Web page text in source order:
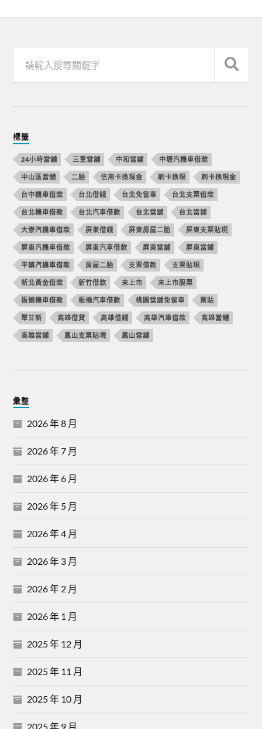
標籤
24小時當舖 三重當舖 中和當舖 中壢汽機車借款
中山區當舖 二胎 信用卡換現金 刷卡換現 刷卡換現金
台中機車借款 台北借錢 台北免留車 台北支票借款
台北機車借款 台北汽車借款 台北當舖 台北當鋪
大寮汽機車借款 屏東借錢 屏東房屋二胎 屏東支票貼現
屏東汽機車借款 屏東汽車借款 屏東當舖 屏東當鋪
平鎮汽機車借款 房屋二胎 支票借款 支票貼現
新北黃金借款 新竹借款 未上市 未上市股票
板橋機車借款 板橋汽車借款 桃園當舖免留車 票貼
聚甘新 高雄借貸 高雄借錢 高雄汽車借款 高雄當舖
高雄當鋪 鳳山支票貼現 鳳山當舖
彙整
2026 年 8 月
2026 年 7 月
2026 年 6 月
2026 年 5 月
2026 年 4 月
2026 年 3 月
2026 年 2 月
2026 年 1 月
2025 年 12 月
2025 年 11 月
2025 年 10 月
2025 年 9 月